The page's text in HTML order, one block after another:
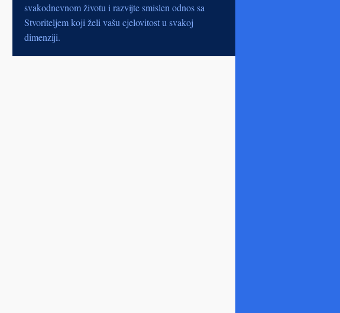
svakodnevnom životu i razvijte smislen odnos sa
Stvoriteljem koji želi vašu cjelovitost u svakoj
dimenziji.